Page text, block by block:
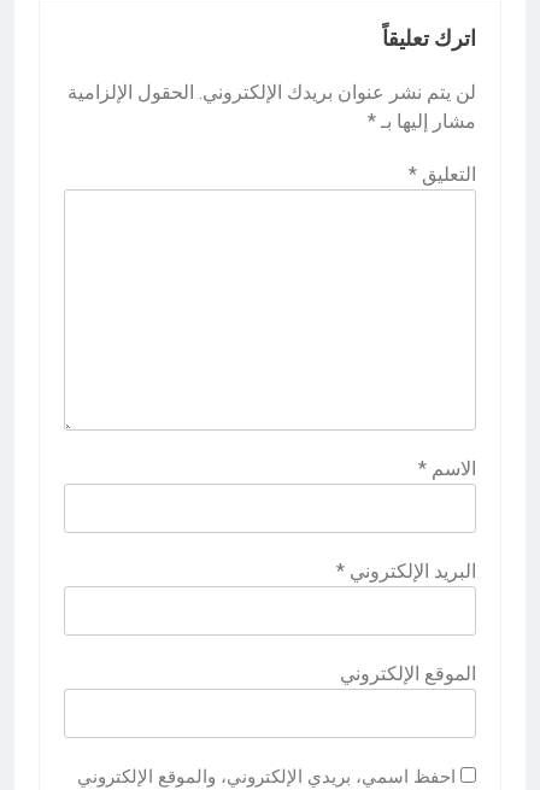
اترك تعليقاً
لن يتم نشر عنوان بريدك الإلكتروني. الحقول الإلزامية
مشار إليها بـ *
التعليق *
الاسم *
البريد الإلكتروني *
الموقع الإلكتروني
احفظ اسمي، بريدي الإلكتروني، والموقع الإلكتروني